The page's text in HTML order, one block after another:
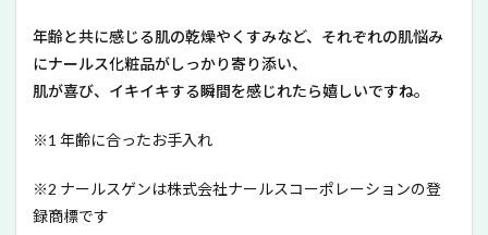
年齢と共に感じる肌の乾燥やくすみなど、それぞれの肌悩み
にナールス化粧品がしっかり寄り添い、
肌が喜び、イキイキする瞬間を感じれたら嬉しいですね。
※1 年齢に合ったお手入れ
※2 ナールスゲンは株式会社ナールスコーポレーションの登
録商標です